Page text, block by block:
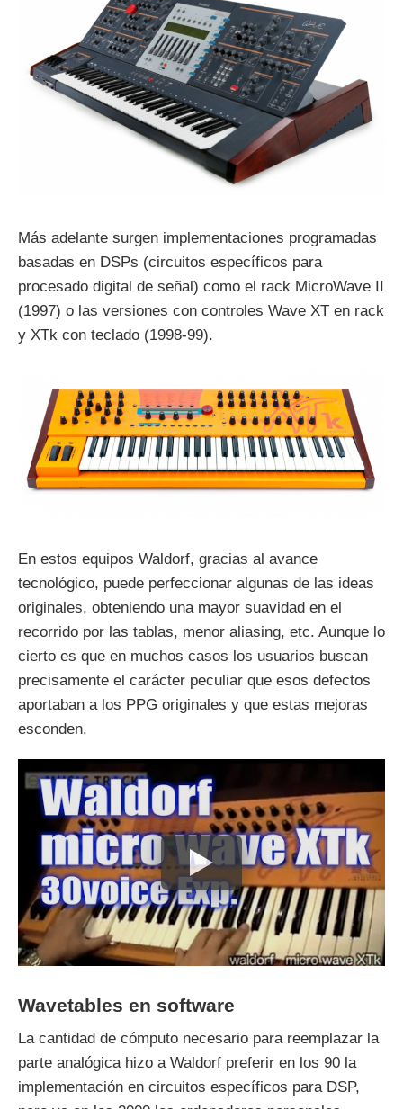
Más adelante surgen implementaciones programadas
basadas en DSPs (circuitos específicos para
procesado digital de señal) como el rack MicroWave II
(1997) o las versiones con controles Wave XT en rack
y XTk con teclado (1998-99).
En estos equipos Waldorf, gracias al avance
tecnológico, puede perfeccionar algunas de las ideas
originales, obteniendo una mayor suavidad en el
recorrido por las tablas, menor aliasing, etc. Aunque lo
cierto es que en muchos casos los usuarios buscan
precisamente el carácter peculiar que esos defectos
aportaban a los PPG originales y que estas mejoras
esconden.
Wavetables en software
La cantidad de cómputo necesario para reemplazar la
parte analógica hizo a Waldorf preferir en los 90 la
implementación en circuitos específicos para DSP,